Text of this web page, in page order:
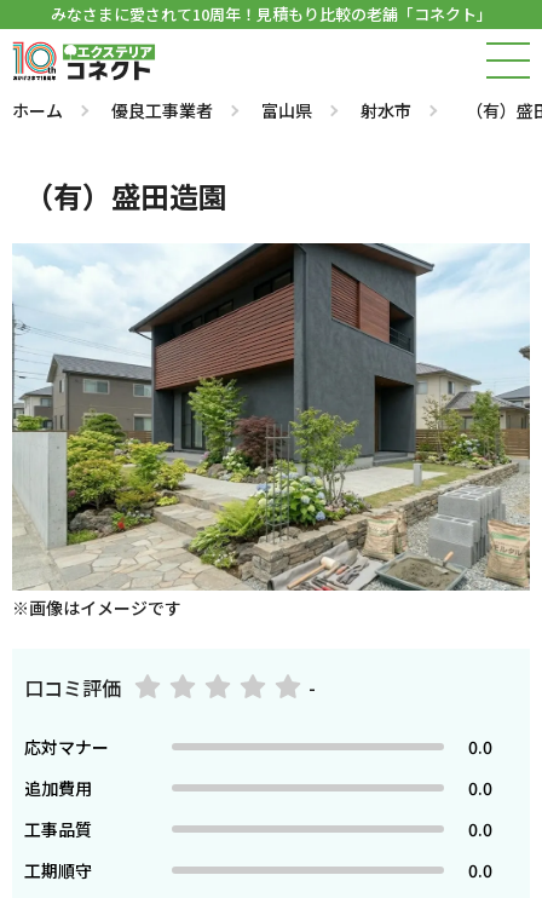
みなさまに愛されて10周年！見積もり比較の老舗「コネクト」
ホーム 優良工事業者 富山県 射水市 （有）
（有）盛田造園
※画像はイメージです
口コミ評価 -
応対マナー
0.0
追加費用
0.0
工事品質
0.0
工期順守
0.0